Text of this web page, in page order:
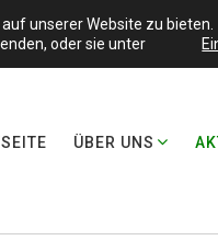
ÜBER UNS
unserer Website zu bieten.
oder sie unter